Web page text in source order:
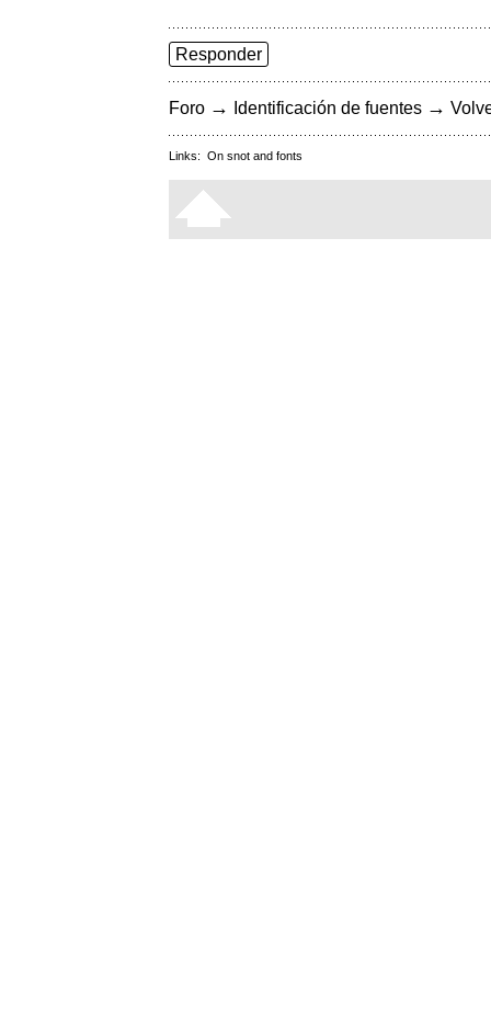
Responder
Foro → Identificación de fuentes →
Links: On snot and fonts